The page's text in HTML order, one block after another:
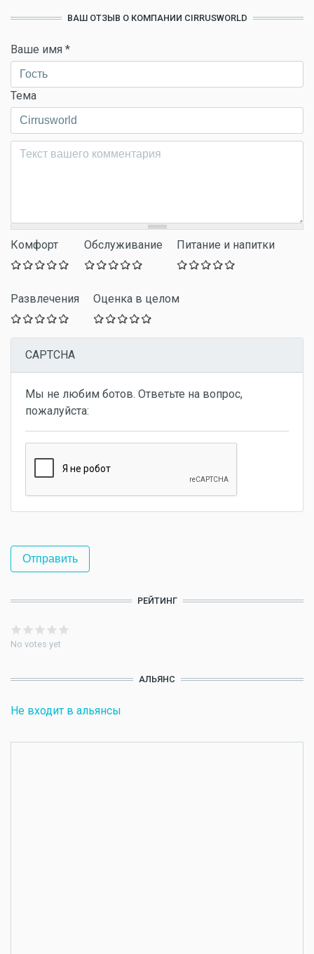
ВАШ ОТЗЫВ О КОМПАНИИ CIRRUSWORLD
Ваше имя *
Тема
Комментарий*
Комфорт Обслуживание Питание и напитки
Развлечения Оценка в целом
CAPTCHA
Мы не любим ботов. Ответьте на вопрос,
пожалуйста:
РЕЙТИНГ
No votes yet
АЛЬЯНС
Не входит в альянсы